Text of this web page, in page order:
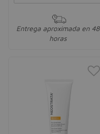
Entrega aproximada en 48
horas